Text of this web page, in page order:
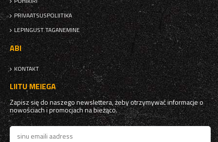
PRIVAATSUSPOLIITIKA
LEPINGUST TAGANEMINE
ABI
KONTAKT
LIITU MEIEGA
Zapisz się do naszego newslettera, żeby otrzymywać informacje o
nowościach i promocjach na bieżąco.